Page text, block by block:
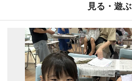
見る・遊ぶ